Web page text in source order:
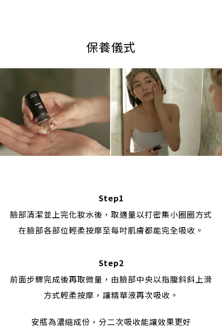
保養儀式
Step1
臉部清潔並上完化妝水後，取適量以打密集小圈圈方式
在臉部各部位輕柔按摩至每吋肌膚都能完全吸收。
Step2
前面步驟完成後再取微量，由臉部中央以指腹斜斜上滑
方式輕柔按摩，讓精華液再次吸收。
安瓶為濃縮成份，分二次吸收能讓效果更好